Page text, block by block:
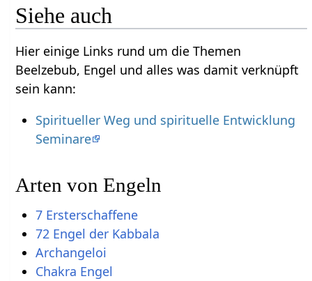
Siehe auch
Hier einige Links rund um die Themen
Beelzebub, Engel und alles was damit verknüpft
sein kann:
Spiritueller Weg und spirituelle Entwicklung
Seminare
Arten von Engeln
7 Ersterschaffene
72 Engel der Kabbala
Archangeloi
Chakra Engel